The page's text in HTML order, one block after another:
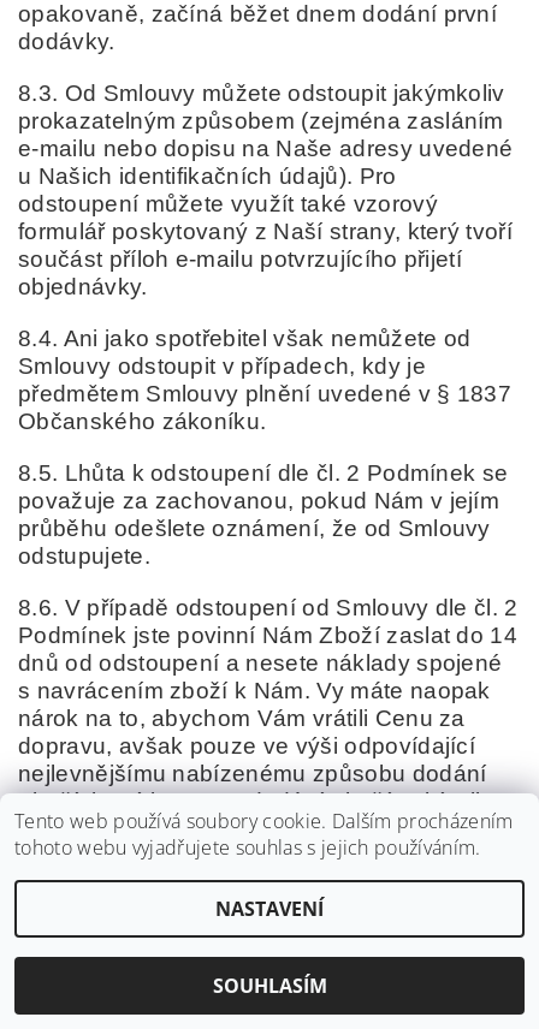
opakovaně, začíná běžet dnem dodání první
dodávky.
8.3. Od Smlouvy můžete odstoupit jakýmkoliv
prokazatelným způsobem (zejména zasláním
e-mailu nebo dopisu na Naše adresy uvedené
u Našich identifikačních údajů). Pro
odstoupení můžete využít také vzorový
formulář poskytovaný z Naší strany, který tvoří
součást příloh e-mailu potvrzujícího přijetí
objednávky.
8.4. Ani jako spotřebitel však nemůžete od
Smlouvy odstoupit v případech, kdy je
předmětem Smlouvy plnění uvedené v § 1837
Občanského zákoníku.
8.5. Lhůta k odstoupení dle čl. 2 Podmínek se
považuje za zachovanou, pokud Nám v jejím
průběhu odešlete oznámení, že od Smlouvy
odstupujete.
8.6. V případě odstoupení od Smlouvy dle čl. 2
Podmínek jste povinní Nám Zboží zaslat do 14
dnů od odstoupení a nesete náklady spojené
s navrácením zboží k Nám. Vy máte naopak
nárok na to, abychom Vám vrátili Cenu za
dopravu, avšak pouze ve výši odpovídající
nejlevnějšímu nabízenému způsobu dodání
Zboží, který jsme pro dodání Zboží nabízeli.
V případě odstoupení z důvodu, že My
porušíme uzavřenou Smlouvu, hradíme i
náklady spojené s navrácením zboží k Nám,
ovšem opět pouze do výše Ceny za dopravu
ve výši odpovídající nejlevnějšímu
jsme při dodání Zboží nabízeli.
Tento web používá soubory cookie. Dalším procházením
tohoto webu vyjadřujete souhlas s jejich používáním.
NASTAVENÍ
SOUHLASÍM